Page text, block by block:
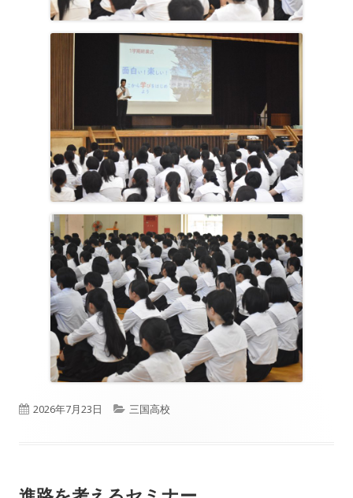
公
2026年7月23日
カ
リ
三国高校